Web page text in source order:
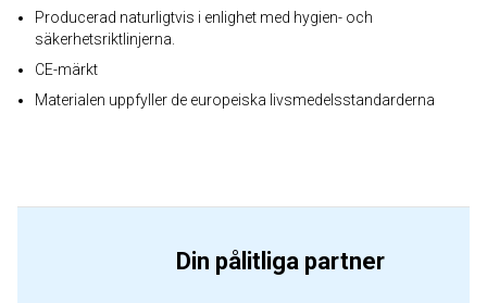
Producerad naturligtvis i enlighet med hygien- och
säkerhetsriktlinjerna.
CE-märkt
Materialen uppfyller de europeiska livsmedelsstandarderna
Din pålitliga partner